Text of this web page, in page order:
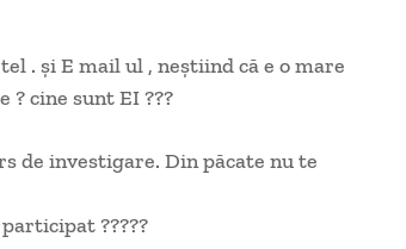
. şi E mail ul , neştiind că e o mare
? cine sunt EI ???
de investigare. Din păcate nu te
?????